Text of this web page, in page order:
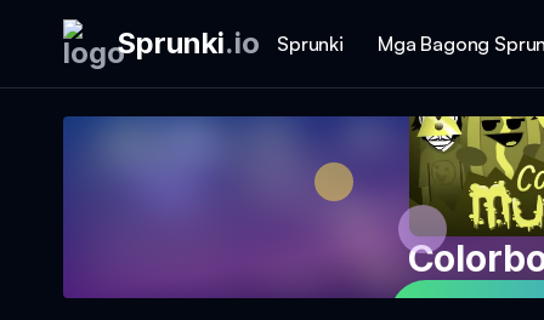
Sprunki.io Sprunki Mga Bagong